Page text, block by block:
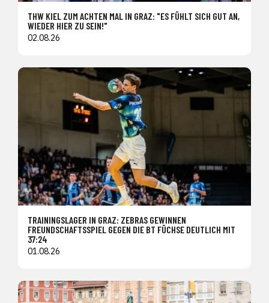
THW KIEL ZUM ACHTEN MAL IN GRAZ: "ES FÜHLT SICH GUT AN,
WIEDER HIER ZU SEIN!"
02.08.26
TRAININGSLAGER IN GRAZ: ZEBRAS GEWINNEN
FREUNDSCHAFTSSPIEL GEGEN DIE BT FÜCHSE DEUTLICH MIT
37:24
01.08.26